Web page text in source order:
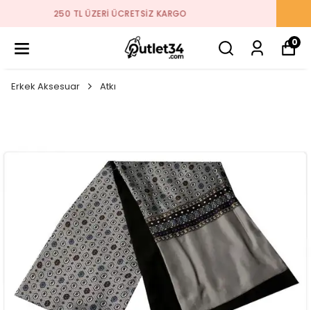
2026 SEZON ÜRÜNLER STOKLARDA
0
Erkek Aksesuar Atkı